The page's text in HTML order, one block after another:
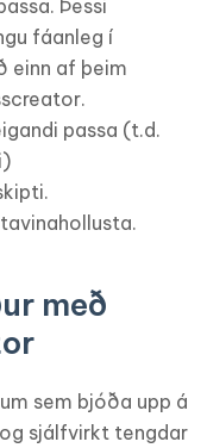
Þessi
fáanleg í
einn af þeim
passa (t.d.
með
sem bjóða upp á
sjálfvirkt tengdar